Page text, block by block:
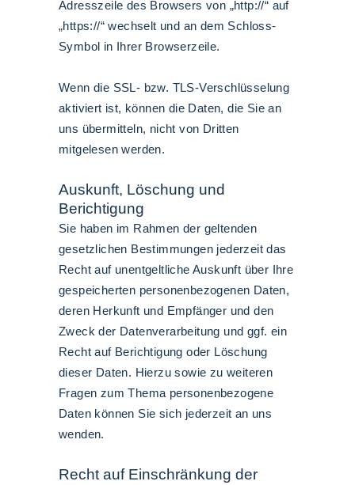
Adresszeile des Browsers von „http://“ auf
„https://“ wechselt und an dem Schloss-
Symbol in Ihrer Browserzeile.
Wenn die SSL- bzw. TLS-Verschlüsselung
aktiviert ist, können die Daten, die Sie an
uns übermitteln, nicht von Dritten
mitgelesen werden.
Auskunft, Löschung und
Berichtigung
Sie haben im Rahmen der geltenden
gesetzlichen Bestimmungen jederzeit das
Recht auf unentgeltliche Auskunft über Ihre
gespeicherten personenbezogenen Daten,
deren Herkunft und Empfänger und den
Zweck der Datenverarbeitung und ggf. ein
Recht auf Berichtigung oder Löschung
dieser Daten. Hierzu sowie zu weiteren
Fragen zum Thema personenbezogene
Daten können Sie sich jederzeit an uns
wenden.
Recht auf Einschränkung der